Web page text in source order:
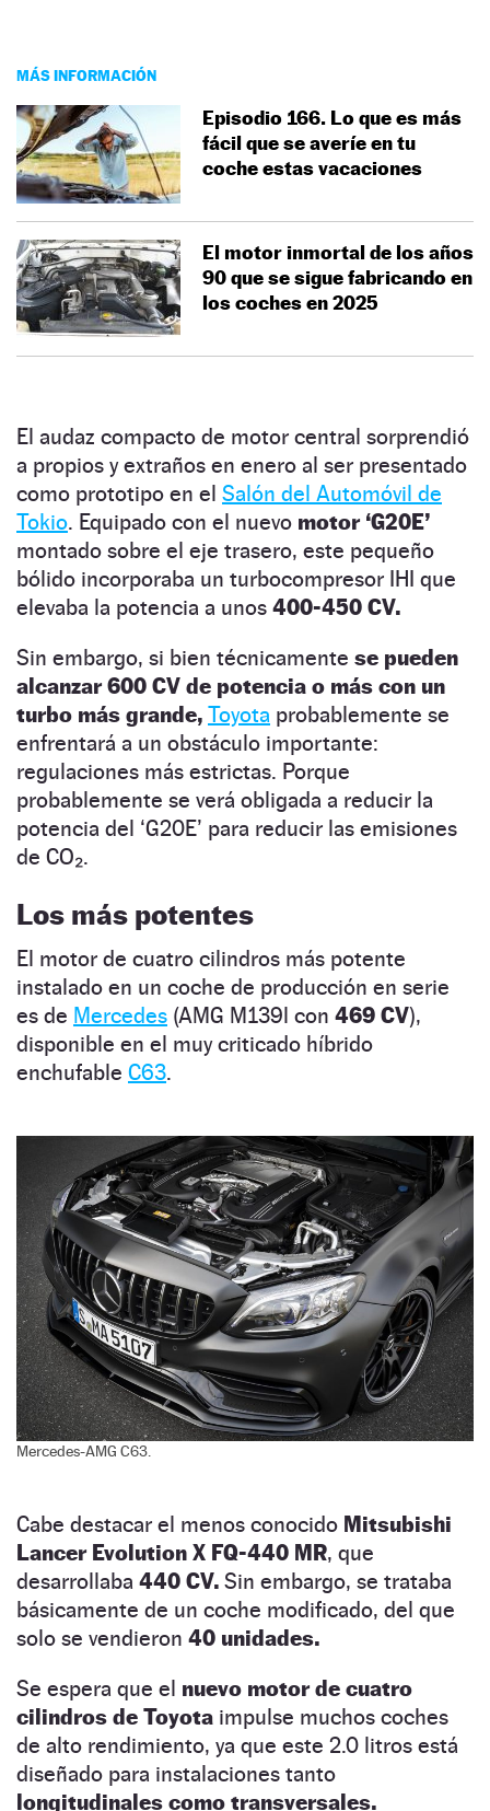
MÁS INFORMACIÓN
Episodio 166. Lo que es más
fácil que se averíe en tu
coche estas vacaciones
El motor inmortal de los años
90 que se sigue fabricando en
los coches en 2025
El audaz compacto de motor central sorprendió
a propios y extraños en enero al ser presentado
como prototipo en el Salón del Automóvil de
Tokio. Equipado con el nuevo motor ‘G20E’
montado sobre el eje trasero, este pequeño
bólido incorporaba un turbocompresor IHI que
elevaba la potencia a unos 400-450 CV.
Sin embargo, si bien técnicamente se pueden
alcanzar 600 CV de potencia o más con un
turbo más grande, Toyota probablemente se
enfrentará a un obstáculo importante:
regulaciones más estrictas. Porque
probablemente se verá obligada a reducir la
potencia del ‘G20E’ para reducir las emisiones
de CO₂.
Los más potentes
El motor de cuatro cilindros más potente
instalado en un coche de producción en serie
es de Mercedes (AMG M139l con 469 CV),
disponible en el muy criticado híbrido
enchufable C63.
Mercedes-AMG C63.
Cabe destacar el menos conocido Mitsubishi
Lancer Evolution X FQ-440 MR, que
desarrollaba 440 CV. Sin embargo, se trataba
básicamente de un coche modificado, del que
solo se vendieron 40 unidades.
Se espera que el nuevo motor de cuatro
cilindros de Toyota impulse muchos coches
de alto rendimiento, ya que este 2.0 litros está
diseñado para instalaciones tanto
longitudinales como transversales.